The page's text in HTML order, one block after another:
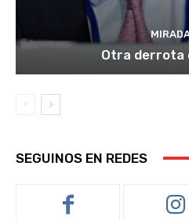
Otra derrota
SEGUINOS EN REDES